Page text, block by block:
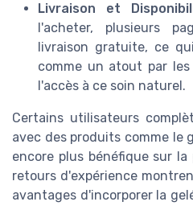
Livraison et
l'acheter, plusieurs
livraison gratuite, ce
comme un atout par
l'accès à ce soin naturel.
Certains utilisateurs
avec des produits comme le
encore plus bénéfique sur
retours d'expérience
avantages d'incorporer la